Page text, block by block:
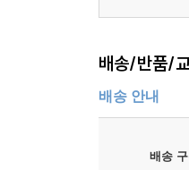
배송/반품/
배송 안내
배송